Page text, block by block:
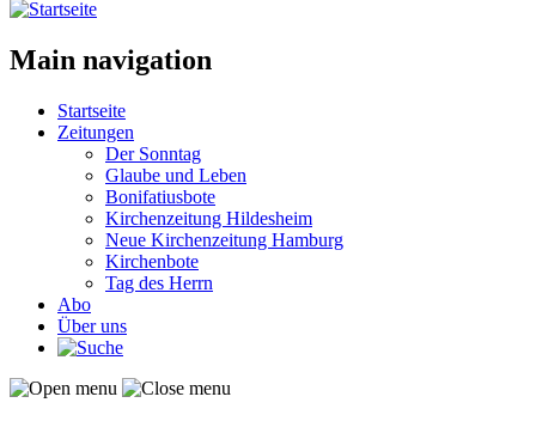
Main navigation
Startseite
Zeitungen
Der Sonntag
Glaube und Leben
Bonifatiusbote
Kirchenzeitung Hildesheim
Neue Kirchenzeitung Hamburg
Kirchenbote
Tag des Herrn
Abo
Über uns